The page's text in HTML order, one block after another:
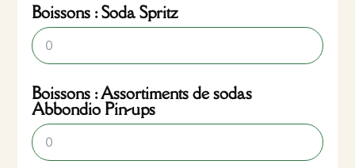
Boissons : Soda Spritz
Boissons : Assortiments de sodas
Abbondio Pin-ups